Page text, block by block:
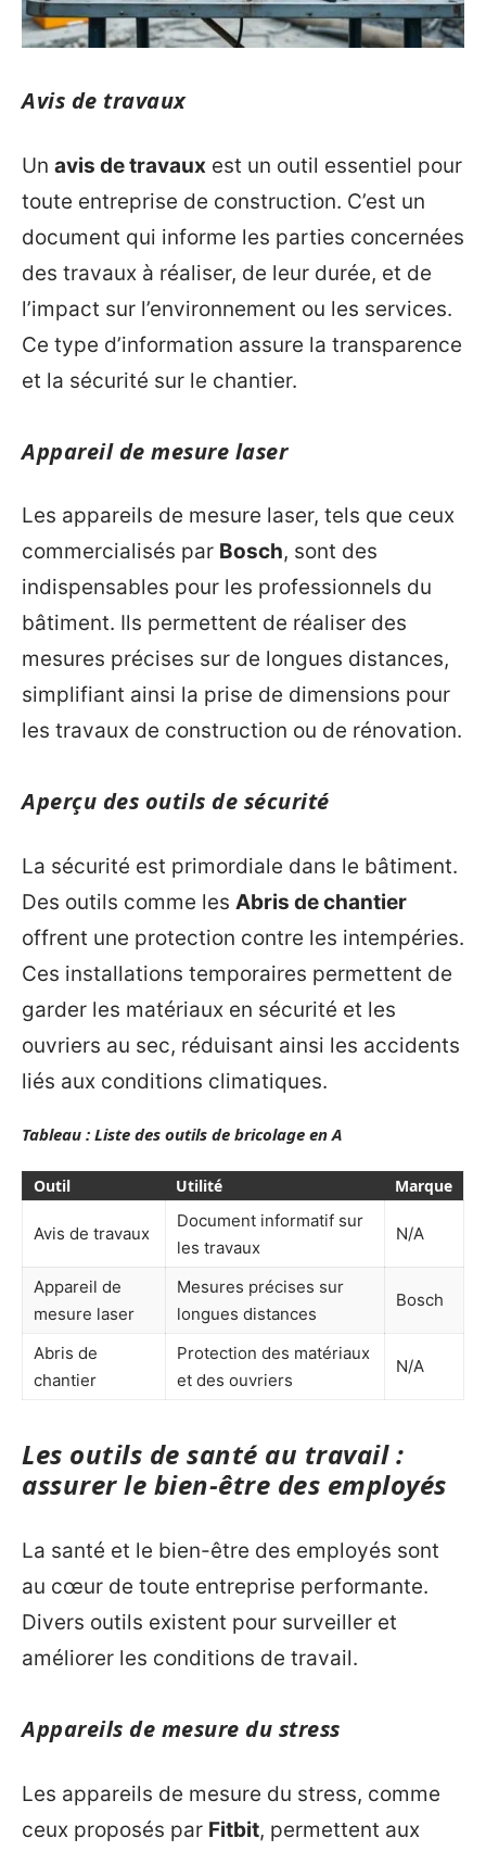
Avis de travaux
Un avis de travaux est un outil essentiel pour
toute entreprise de construction. C’est un
document qui informe les parties concernées
des travaux à réaliser, de leur durée, et de
l’impact sur l’environnement ou les services.
Ce type d’information assure la transparence
et la sécurité sur le chantier.
Appareil de mesure laser
Les appareils de mesure laser, tels que ceux
commercialisés par Bosch, sont des
indispensables pour les professionnels du
bâtiment. Ils permettent de réaliser des
mesures précises sur de longues distances,
simplifiant ainsi la prise de dimensions pour
les travaux de construction ou de rénovation.
Aperçu des outils de sécurité
La sécurité est primordiale dans le bâtiment.
Des outils comme les Abris de chantier
offrent une protection contre les intempéries.
Ces installations temporaires permettent de
garder les matériaux en sécurité et les
ouvriers au sec, réduisant ainsi les accidents
liés aux conditions climatiques.
Tableau : Liste des outils de bricolage en A
Outil Utilité Marque
Avis de travaux
Document informatif sur
les travaux
N/A
Appareil de
mesure laser
Mesures précises sur
longues distances
Bosch
Abris de
chantier
Protection des matériaux
et des ouvriers
N/A
Les outils de santé au travail :
assurer le bien-être des employés
La santé et le bien-être des employés sont
au cœur de toute entreprise performante.
Divers outils existent pour surveiller et
améliorer les conditions de travail.
Appareils de mesure du stress
Les appareils de mesure du stress, comme
ceux proposés par Fitbit, permettent aux